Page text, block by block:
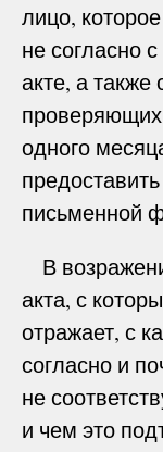
лицо,
не согласно
акте, а
одного
письменной
В
акта, с
отражает, с
согласно и
не
и чем это